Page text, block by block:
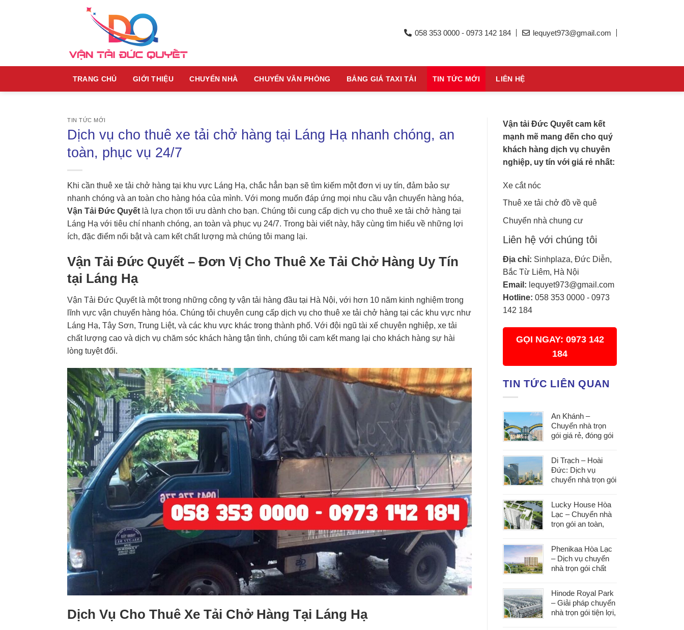
058 353 0000 - 0973 142 184 lequyet973@gmail.com
TRANG CHỦ GIỚI THIỆU CHUYỂN NHÀ CHUYỂN VĂN PHÒNG BẢNG GIÁ TAXI TẢI TIN TỨC MỚI LIÊN HỆ
TIN TỨC MỚI
Dịch vụ cho thuê xe tải chở hàng tại Láng Hạ nhanh chóng, an
toàn, phục vụ 24/7
Khi cần thuê xe tải chở hàng tại khu vực Láng Hạ, chắc hẳn bạn sẽ tìm kiếm một đơn vị uy tín, đảm bảo sự
nhanh chóng và an toàn cho hàng hóa của mình. Với mong muốn đáp ứng mọi nhu cầu vận chuyển hàng hóa,
Vận Tải Đức Quyết là lựa chọn tối ưu dành cho bạn. Chúng tôi cung cấp dịch vụ cho thuê xe tải chở hàng tại
Láng Hạ với tiêu chí nhanh chóng, an toàn và phục vụ 24/7. Trong bài viết này, hãy cùng tìm hiểu về những lợi
ích, đặc điểm nổi bật và cam kết chất lượng mà chúng tôi mang lại.
Vận Tải Đức Quyết – Đơn Vị Cho Thuê Xe Tải Chở Hàng Uy Tín
tại Láng Hạ
Vận Tải Đức Quyết là một trong những công ty vận tải hàng đầu tại Hà Nội, với hơn 10 năm kinh nghiệm trong
lĩnh vực vận chuyển hàng hóa. Chúng tôi chuyên cung cấp dịch vụ cho thuê xe tải chở hàng tại các khu vực như
Láng Hạ, Tây Sơn, Trung Liệt, và các khu vực khác trong thành phố. Với đội ngũ tài xế chuyên nghiệp, xe tải
chất lượng cao và dịch vụ chăm sóc khách hàng tận tình, chúng tôi cam kết mang lại cho khách hàng sự hài
lòng tuyệt đối.
Dịch Vụ Cho Thuê Xe Tải Chở Hàng Tại Láng Hạ
Vận tải Đức Quyết cam kết
mạnh mẽ mang đến cho quý
khách hàng dịch vụ chuyên
nghiệp, uy tín với giá rẻ nhất:
Xe cắt nóc
Thuê xe tải chở đồ về quê
Chuyển nhà chung cư
Liên hệ với chúng tôi
Địa chỉ: Sinhplaza, Đức Diễn,
Bắc Từ Liêm, Hà Nội
Email: lequyet973@gmail.com
Hotline: 058 353 0000 - 0973
142 184
GỌI NGAY: 0973 142
184
TIN TỨC LIÊN QUAN
An Khánh –
Chuyển nhà trọn
gói giá rẻ, đóng gói
Di Trạch – Hoài
Đức: Dịch vụ
chuyển nhà trọn gói
dọn
Lucky House Hòa
Lạc – Chuyển nhà
trọn gói an toàn,
Phenikaa Hòa Lạc
– Dịch vụ chuyển
nhà trọn gói chất
Hinode Royal Park
– Giải pháp chuyển
nhà trọn gói tiện lợi,